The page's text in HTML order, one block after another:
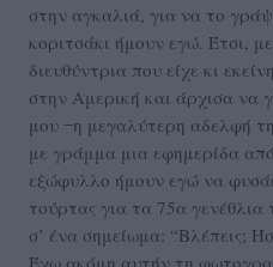
στην αγκαλιά, για να το
κοριτσάκι ήμουν εγώ. Έτσι,
διευθύντρια που είχε κι
στην Αμερική και άρχισα να
μου ‒η μεγαλύτερη αδελφή
με γράμμα μια εφημερίδα
εξώφυλλο ήμουν εγώ να
τούρτας για τα 75α γενέθλια
σ’ ένα σημείωμα: “Βλέπεις;
Έχω ακόμη αυτήν τη